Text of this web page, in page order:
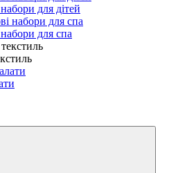
для дітей
для спа